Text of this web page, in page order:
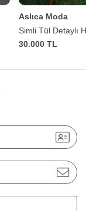
Aslıca Moda
Simli Tül Detaylı
30.000 TL